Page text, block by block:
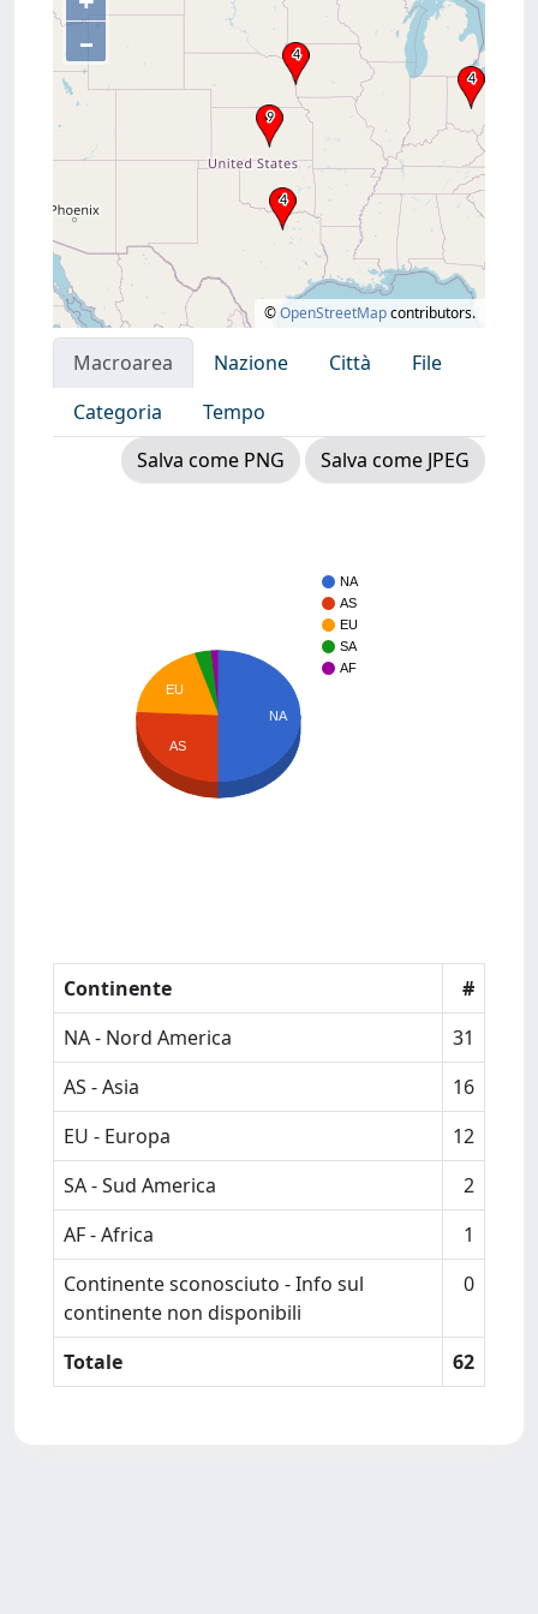
–
©OpenStreetMapcontributors.
Macroarea Nazione Città
File
Categoria
Tempo
Salva come PNG
Salva come JPEG
NA
AS
EU
SA
AF
EU
AS
NA
Continente
#
NA - Nord America
31
AS - Asia
16
EU - Europa
12
SA - Sud America
2
AF - Africa
1
Continente sconosciuto - Info sul
continente non disponibili
0
Totale 62